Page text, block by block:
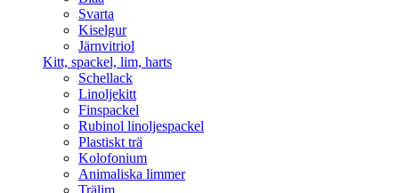
Svarta
Kiselgur
Järnvitriol
Kitt, spackel, lim, harts
Schellack
Linoljekitt
Finspackel
Rubinol linoljespackel
Plastiskt trä
Kolofonium
Animaliska limmer
Trälim